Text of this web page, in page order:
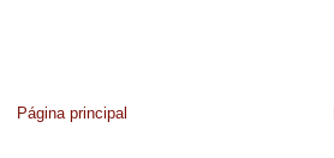
Página principal